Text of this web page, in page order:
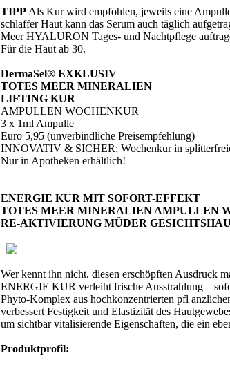
TIPP Als Kur wird empfohlen, jeweils eine
schlaffer Haut kann das Serum auch täglich
Meer HYALURON Tages- und Nachtpflege
Für die Haut ab 30.
DermaSel® EXKLUSIV
TOTES MEER MINERALIEN
LIFTING KUR
AMPULLEN WOCHENKUR
3 x 1ml Ampulle
Euro 5,95 (unverbindliche Preisempfehlung)
INNOVATIV & SICHER: Wochenkur in
Nur in Apotheken erhältlich!
ENERGIE KUR MIT SOFORT-EFFEKT
TOTES MEER MINERALIEN AMPULLEN
RE-AKTIVIERUNG MÜDER
Wer kennt ihn nicht, diesen erschöpften Ausdruck
ENERGIE KUR verleiht frische Ausstrahlung –
Phyto-Komplex aus hochkonzentrierten pfl
verbessert Festigkeit und Elastizität des
um sichtbar vitalisierende Eigenschaften, die ein
Produktprofil: